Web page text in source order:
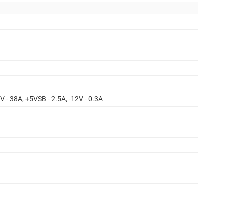
- 38A, +5VSB - 2.5A, -12V - 0.3A